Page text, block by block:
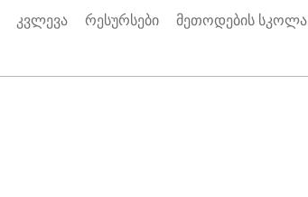
კვლევა რესურსები მეთოდების სკოლა